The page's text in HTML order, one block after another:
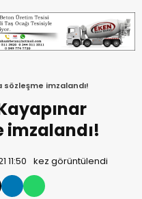
sözleşme imzalandı!
imzalandı!
11:50 kez görüntülendi